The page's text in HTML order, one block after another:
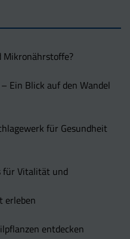
Mikronährstoffe?
Ein Blick auf den Wandel
für Gesundheit
für Vitalität und
erleben
entdecken